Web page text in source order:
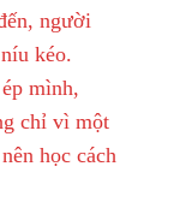
người
kéo.
mình,
chỉ vì một
học cách